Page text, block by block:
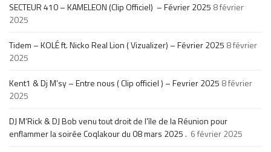
SECTEUR 410 – KAMELEON (Clip Officiel) – Février 2025 8 février
2025
Tidem – KOLÉ ft. Nicko Real Lion ( Vizualizer) – Février 2025 8 février
2025
Kent1 & Dj M’sy – Entre nous ( Clip officiel ) – Fevrier 2025 8 février
2025
DJ M’Rick & DJ Bob venu tout droit de l’île de la Réunion pour
enflammer la soirée Coqlakour du 08 mars 2025 . 6 février 2025